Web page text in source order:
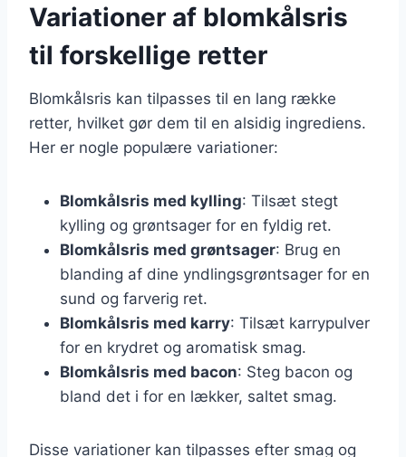
Variationer af blomkålsris
til forskellige retter
Blomkålsris kan tilpasses til en lang række
retter, hvilket gør dem til en alsidig ingrediens.
Her er nogle populære variationer:
Blomkålsris med kylling: Tilsæt stegt
kylling og grøntsager for en fyldig ret.
Blomkålsris med grøntsager: Brug en
blanding af dine yndlingsgrøntsager for en
sund og farverig ret.
Blomkålsris med karry: Tilsæt karrypulver
for en krydret og aromatisk smag.
Blomkålsris med bacon: Steg bacon og
bland det i for en lækker, saltet smag.
Disse variationer kan tilpasses efter smag og